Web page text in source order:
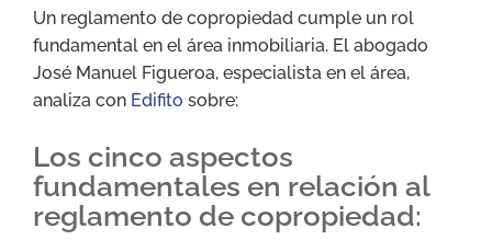
Prensa
Larger
Image
Un reglamento de copropiedad cumple un rol
fundamental en el área inmobiliaria. El abogado
José Manuel Figueroa, especialista en el área,
analiza con Edifito sobre:
Los cinco aspectos
fundamentales en relación al
reglamento de copropiedad: